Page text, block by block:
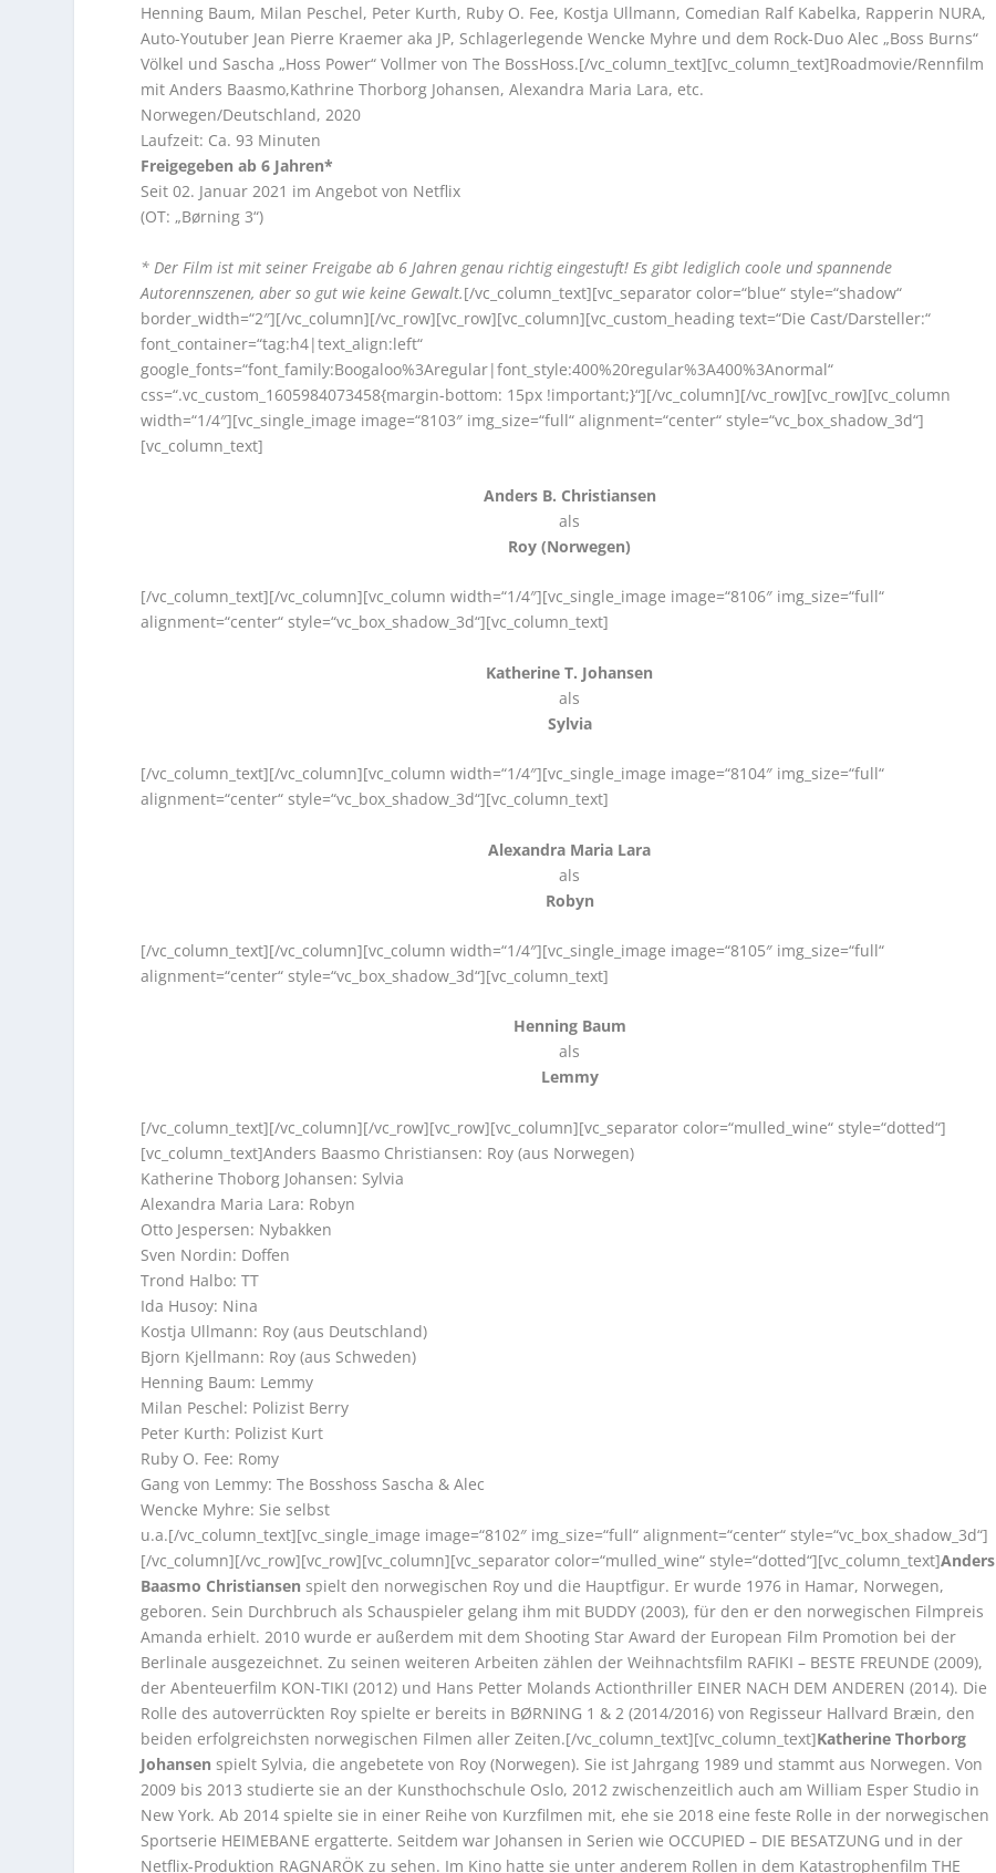
Henning Baum, Milan Peschel, Peter Kurth, Ruby O. Fee, Kostja Ullmann, Comedian Ralf Kabelka, Rapperin NURA,
Auto-Youtuber Jean Pierre Kraemer aka JP, Schlagerlegende Wencke Myhre und dem Rock-Duo Alec „Boss Burns“
Völkel und Sascha „Hoss Power“ Vollmer von The BossHoss.[/vc_column_text][vc_column_text]Roadmovie/Rennfilm
mit Anders Baasmo,Kathrine Thorborg Johansen, Alexandra Maria Lara, etc.
Norwegen/Deutschland, 2020
Laufzeit: Ca. 93 Minuten
Freigegeben ab 6 Jahren*
Seit 02. Januar 2021 im Angebot von Netflix
(OT: „Børning 3“)
* Der Film ist mit seiner Freigabe ab 6 Jahren genau richtig eingestuft! Es gibt lediglich coole und spannende
Autorennszenen, aber so gut wie keine Gewalt.[/vc_column_text][vc_separator color=“blue“ style=“shadow“
border_width=“2″][/vc_column][/vc_row][vc_row][vc_column][vc_custom_heading text=“Die Cast/Darsteller:“
font_container=“tag:h4|text_align:left“
google_fonts=“font_family:Boogaloo%3Aregular|font_style:400%20regular%3A400%3Anormal“
css=“.vc_custom_1605984073458{margin-bottom: 15px !important;}“][/vc_column][/vc_row][vc_row][vc_column
width=“1/4″][vc_single_image image=“8103″ img_size=“full“ alignment=“center“ style=“vc_box_shadow_3d“]
[vc_column_text]
Anders B. Christiansen
als
Roy (Norwegen)
[/vc_column_text][/vc_column][vc_column width=“1/4″][vc_single_image image=“8106″ img_size=“full“
alignment=“center“ style=“vc_box_shadow_3d“][vc_column_text]
Katherine T. Johansen
als
Sylvia
[/vc_column_text][/vc_column][vc_column width=“1/4″][vc_single_image image=“8104″ img_size=“full“
alignment=“center“ style=“vc_box_shadow_3d“][vc_column_text]
Alexandra Maria Lara
als
Robyn
[/vc_column_text][/vc_column][vc_column width=“1/4″][vc_single_image image=“8105″ img_size=“full“
alignment=“center“ style=“vc_box_shadow_3d“][vc_column_text]
Henning Baum
als
Lemmy
[/vc_column_text][/vc_column][/vc_row][vc_row][vc_column][vc_separator color=“mulled_wine“ style=“dotted“]
[vc_column_text]Anders Baasmo Christiansen: Roy (aus Norwegen)
Katherine Thoborg Johansen: Sylvia
Alexandra Maria Lara: Robyn
Otto Jespersen: Nybakken
Sven Nordin: Doffen
Trond Halbo: TT
Ida Husoy: Nina
Kostja Ullmann: Roy (aus Deutschland)
Bjorn Kjellmann: Roy (aus Schweden)
Henning Baum: Lemmy
Milan Peschel: Polizist Berry
Peter Kurth: Polizist Kurt
Ruby O. Fee: Romy
Gang von Lemmy: The Bosshoss Sascha & Alec
Wencke Myhre: Sie selbst
u.a.[/vc_column_text][vc_single_image image=“8102″ img_size=“full“ alignment=“center“ style=“vc_box_shadow_3d“]
[/vc_column][/vc_row][vc_row][vc_column][vc_separator color=“mulled_wine“ style=“dotted“][vc_column_text]Anders
Baasmo Christiansen spielt den norwegischen Roy und die Hauptfigur. Er wurde 1976 in Hamar, Norwegen,
geboren. Sein Durchbruch als Schauspieler gelang ihm mit BUDDY (2003), für den er den norwegischen Filmpreis
Amanda erhielt. 2010 wurde er außerdem mit dem Shooting Star Award der European Film Promotion bei der
Berlinale ausgezeichnet. Zu seinen weiteren Arbeiten zählen der Weihnachtsfilm RAFIKI – BESTE FREUNDE (2009),
der Abenteuerfilm KON-TIKI (2012) und Hans Petter Molands Actionthriller EINER NACH DEM ANDEREN (2014). Die
Rolle des autoverrückten Roy spielte er bereits in BØRNING 1 & 2 (2014/2016) von Regisseur Hallvard Bræin, den
beiden erfolgreichsten norwegischen Filmen aller Zeiten.[/vc_column_text][vc_column_text]Katherine Thorborg
Johansen spielt Sylvia, die angebetete von Roy (Norwegen). Sie ist Jahrgang 1989 und stammt aus Norwegen. Von
2009 bis 2013 studierte sie an der Kunsthochschule Oslo, 2012 zwischenzeitlich auch am William Esper Studio in
New York. Ab 2014 spielte sie in einer Reihe von Kurzfilmen mit, ehe sie 2018 eine feste Rolle in der norwegischen
Sportserie HEIMEBANE ergatterte. Seitdem war Johansen in Serien wie OCCUPIED – DIE BESATZUNG und in der
Netflix-Produktion RAGNARÖK zu sehen. Im Kino hatte sie unter anderem Rollen in dem Katastrophenfilm THE